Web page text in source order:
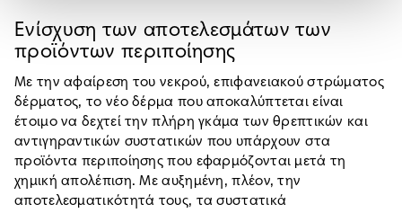
Ενίσχυση των αποτελεσμάτων των
προϊόντων περιποίησης
Με την αφαίρεση του νεκρού, επιφανειακού στρώματος
δέρματος, το νέο δέρμα που αποκαλύπτεται είναι
έτοιμο να δεχτεί την πλήρη γκάμα των θρεπτικών και
αντιγηραντικών συστατικών που υπάρχουν στα
προϊόντα περιποίησης που εφαρμόζονται μετά τη
χημική απολέπιση. Με αυξημένη, πλέον, την
αποτελεσματικότητά τους, τα συστατικά